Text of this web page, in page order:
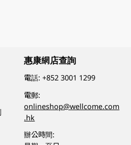
惠康網店查詢
電話:+852 3001 1299
電郵:
onlineshop@wellcome.com
.hk
辦公時間: